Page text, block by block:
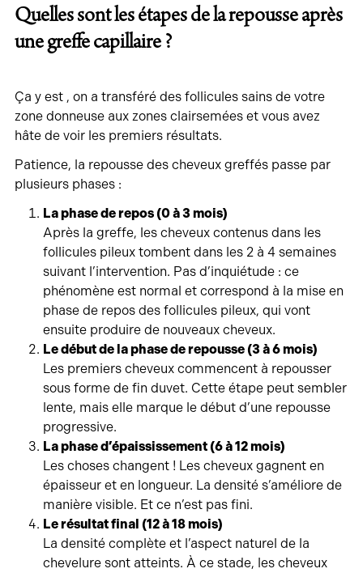
Quelles sont les étapes de la repousse après
une greffe capillaire ?
Ça y est , on a transféré des follicules sains de votre
zone donneuse aux zones clairsemées et vous avez
hâte de voir les premiers résultats.
Patience, la repousse des cheveux greffés passe par
plusieurs phases :
La phase de repos (0 à 3 mois)
Après la greffe, les cheveux contenus dans les
follicules pileux tombent dans les 2 à 4 semaines
suivant l’intervention. Pas d’inquiétude : ce
phénomène est normal et correspond à la mise en
phase de repos des follicules pileux, qui vont
ensuite produire de nouveaux cheveux.
Le début de la phase de repousse (3 à 6 mois)
Les premiers cheveux commencent à repousser
sous forme de fin duvet. Cette étape peut sembler
lente, mais elle marque le début d’une repousse
progressive.
La phase d’épaississement (6 à 12 mois)
Les choses changent ! Les cheveux gagnent en
épaisseur et en longueur. La densité s’améliore de
manière visible. Et ce n’est pas fini.
Le résultat final (12 à 18 mois)
La densité complète et l’aspect naturel de la
chevelure sont atteints. À ce stade, les cheveux